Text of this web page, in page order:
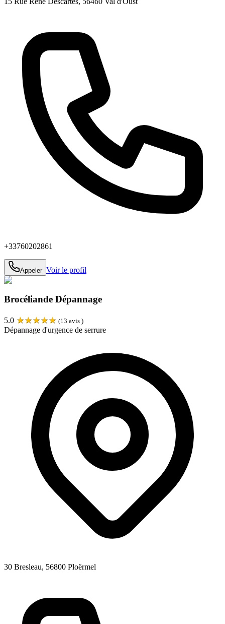
+33760202861
Appeler Voir le profil
Brocéliande Dépannage
5.0 ★★★★★ (13 avis )
Dépannage d'urgence de serrure
30 Bresleau, 56800 Ploërmel